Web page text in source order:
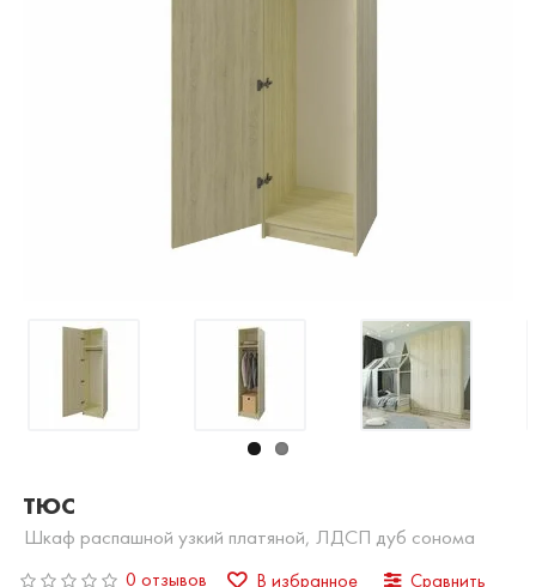
ТЮС
Шкаф распашной узкий платяной, ЛДСП дуб сонома
0 отзывов В избранное Сравнить